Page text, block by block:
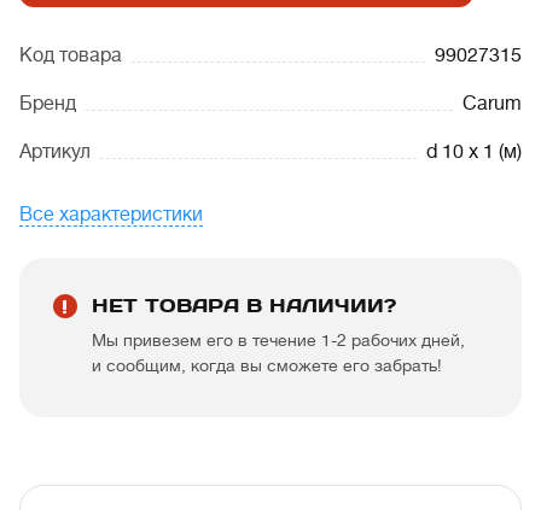
Код товара 99027315
Бренд Carum
Артикул d 10 х 1 (м)
Все характеристики
НЕТ ТОВАРА В НАЛИЧИИ?
Мы привезем его в течение 1-2 рабочих дней,
и сообщим, когда вы сможете его забрать!